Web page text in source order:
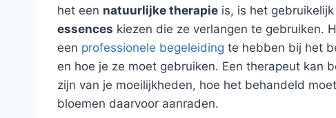
het een natuurlijke therapie is, is het
essences kiezen die ze verlangen te gebruiken.
een professionele begeleiding te hebben bij het
en hoe je ze moet gebruiken. Een therapeut kan
zijn van je moeilijkheden, hoe het behandeld
bloemen daarvoor aanraden.